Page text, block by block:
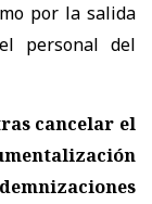
por la salida
personal del
cancelar el